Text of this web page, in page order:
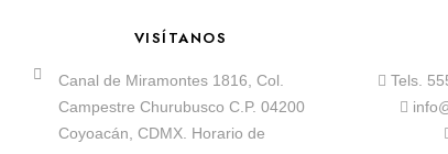
VISÍTANOS
Canal de Miramontes 1816, Col.
Campestre Churubusco C.P. 04200
Coyoacán, CDMX. Horario de
Tels.